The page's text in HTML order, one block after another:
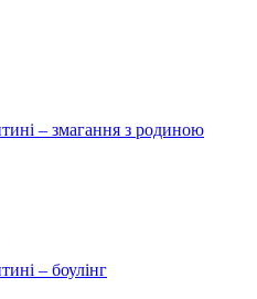
– змагання з родиною
– боулінг